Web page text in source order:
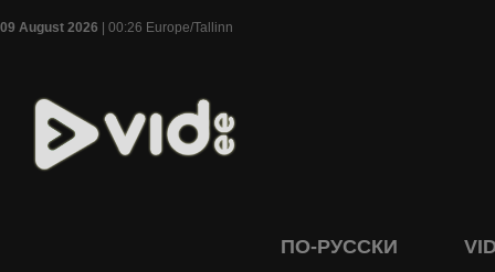
09 August 2026 | 00:26 Europe/Tallinn
ПО-РУССКИ